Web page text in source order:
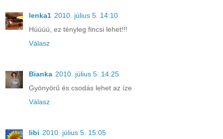
lenka1 2010. július 5. 14:10
Húúúú, ez tényleg fincsi lehet!!!
Válasz
Bianka 2010. július 5. 14:25
Gyönyörű és csodás lehet az íze
Válasz
libi 2010. július 5. 15:05